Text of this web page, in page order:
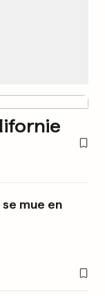
se mue en